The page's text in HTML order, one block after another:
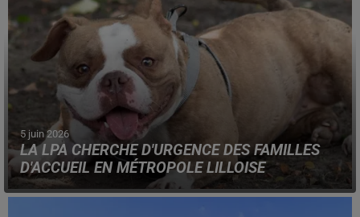
5 juin 2026
LA LPA CHERCHE D'URGENCE DES FAMILLES
D'ACCUEIL EN MÉTROPOLE LILLOISE
L'association est déjà submergée par l'arrivée